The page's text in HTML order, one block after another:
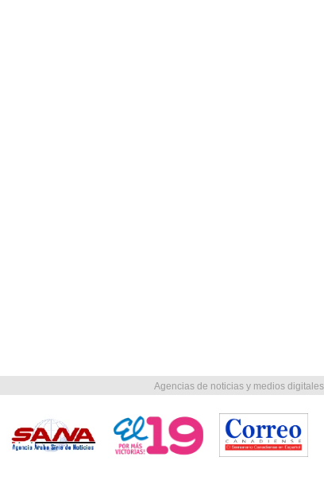
Agencias de noticias y medios digitales